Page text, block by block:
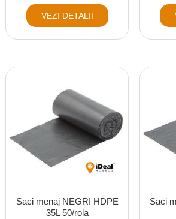
VEZI DETALII
Saci menaj NEGRI HDPE
35L 50/rola
Saci